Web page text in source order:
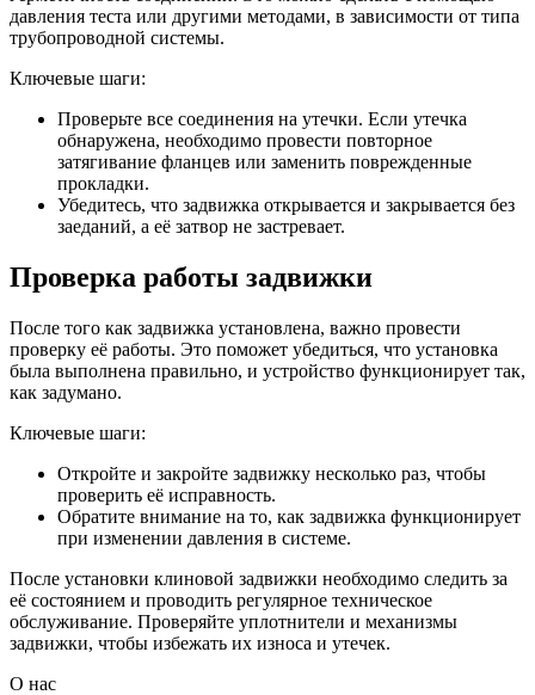
давления теста или другими методами, в зависимости от типа
трубопроводной системы.
Ключевые шаги:
Проверьте все соединения на утечки. Если утечка
обнаружена, необходимо провести повторное
затягивание фланцев или заменить поврежденные
прокладки.
Убедитесь, что задвижка открывается и закрывается без
заеданий, а её затвор не застревает.
Проверка работы задвижки
После того как задвижка установлена, важно провести
проверку её работы. Это поможет убедиться, что установка
была выполнена правильно, и устройство функционирует так,
как задумано.
Ключевые шаги:
Откройте и закройте задвижку несколько раз, чтобы
проверить её исправность.
Обратите внимание на то, как задвижка функционирует
при изменении давления в системе.
После установки клиновой задвижки необходимо следить за
её состоянием и проводить регулярное техническое
обслуживание. Проверяйте уплотнители и механизмы
задвижки, чтобы избежать их износа и утечек.
О нас